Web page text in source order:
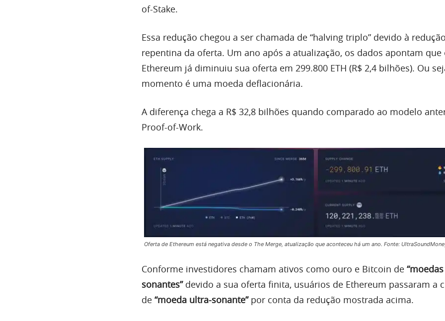
of-Stake.
Essa redução chegou a ser chamada de “halving triplo” devido à
repentina da oferta. Um ano após a atualização, os dados apontam que
Ethereum já diminuiu sua oferta em 299.800 ETH (R$ 2,4 bilhões). Ou
momento é uma moeda deflacionária.
A diferença chega a R$ 32,8 bilhões quando comparado ao modelo
Proof-of-Work.
Oferta de Ethereum está negativa desde o The Merge, atualização que aconteceu há um ano. Fonte:
Conforme investidores chamam ativos como ouro e Bitcoin de “moedas
sonantes”devido a sua oferta finita, usuários de Ethereum passaram a
de “moeda ultra-sonante”por conta da redução mostrada acima.